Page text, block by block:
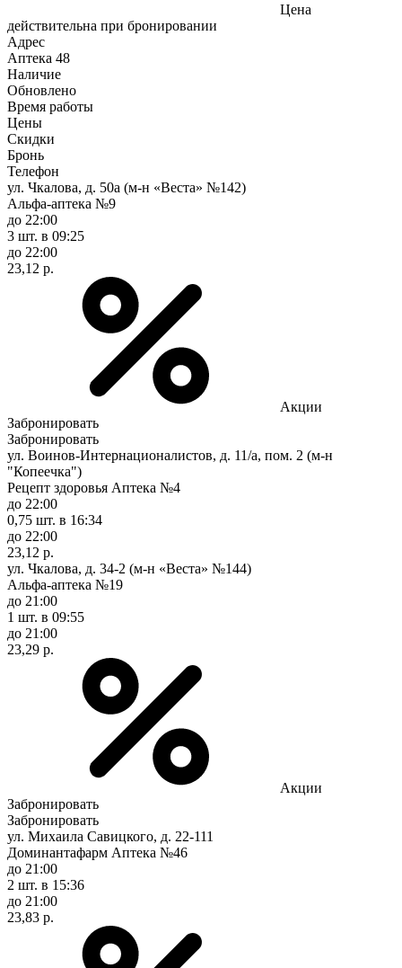
Цена
действительна при бронировании
Адрес
Аптека 48
Наличие
Обновлено
Время работы
Цены
Скидки
Бронь
Телефон
ул. Чкалова, д. 50а (м-н «Веста» №142)
Альфа-аптека №9
до 22:00
3 шт. в 09:25
до 22:00
23,12 р.
Акции
Забронировать
Забронировать
ул. Воинов-Интернационалистов, д. 11/а, пом. 2 (м-н
"Копеечка")
Рецепт здоровья Аптека №4
до 22:00
0,75 шт. в 16:34
до 22:00
23,12 р.
ул. Чкалова, д. 34-2 (м-н «Веста» №144)
Альфа-аптека №19
до 21:00
1 шт. в 09:55
до 21:00
23,29 р.
Акции
Забронировать
Забронировать
ул. Михаила Савицкого, д. 22-111
Доминантафарм Аптека №46
до 21:00
2 шт. в 15:36
до 21:00
23,83 р.